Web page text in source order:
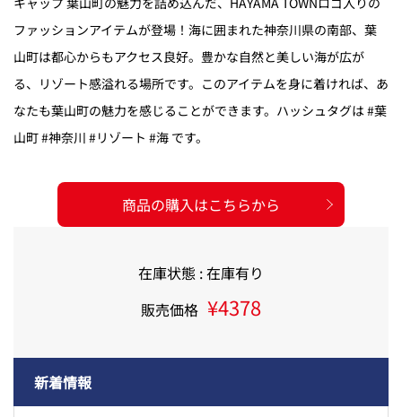
新着情報
ファッションアイテムが登場！海に囲まれた神奈川県の南部、葉
山町は都心からもアクセス良好。豊かな自然と美しい海が広が
る、リゾート感溢れる場所です。このアイテムを身に着ければ、あ
なたも葉山町の魅力を感じることができます。ハッシュタグは #葉
山町 #神奈川 #リゾート #海 です。
商品の購入はこちらから
在庫状態 : 在庫有り
販売価格 ¥4378